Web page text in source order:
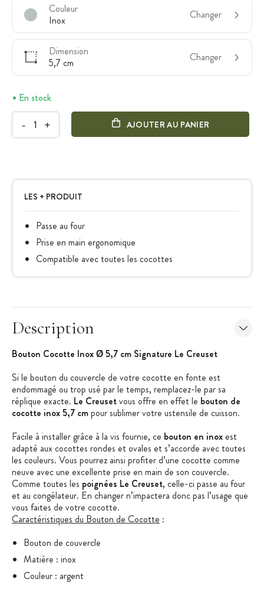
Couleur
Inox
Changer
Dimension
5,7 cm
Changer
En stock
- + AJOUTER AU PANIER
LES + PRODUIT
Passe au four
Prise en main ergonomique
Compatible avec toutes les cocottes
Description
Bouton Cocotte Inox Ø 5,7 cm Signature Le Creuset
Si le bouton du couvercle de votre cocotte en fonte est
endommagé ou trop usé par le temps, remplacez-le par sa
réplique exacte. Le Creusetvous offre en effet le bouton de
cocotte inox 5,7 cmpour sublimer votre ustensile de cuisson.
Facile à installer grâce à la vis fournie, ce bouton en inox est
adapté aux cocottes rondes et ovales et s’accorde avec toutes
les couleurs. Vous pourrez ainsi profiter d’une cocotte comme
neuve avec une excellente prise en main de son couvercle.
Comme toutes les poignées Le Creuset, celle-ci passe au four
et au congélateur. En changer n’impactera donc pas l’usage que
vous faites de votre cocotte.
Caractéristiques du Bouton de Cocotte :
Bouton de couvercle
Matière : inox
Couleur : argent